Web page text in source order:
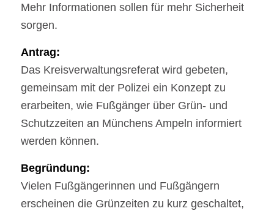
Mehr Informationen sollen für mehr Sicherheit
sorgen.
Antrag:
Das Kreisverwaltungsreferat wird gebeten,
gemeinsam mit der Polizei ein Konzept zu
erarbeiten, wie Fußgänger über Grün- und
Schutzzeiten an Münchens Ampeln informiert
werden können.
Begründung:
Vielen Fußgängerinnen und Fußgängern
erscheinen die Grünzeiten zu kurz geschaltet,